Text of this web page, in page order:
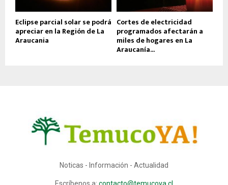
Eclipse parcial solar se podrá
apreciar en la Región de La
Araucania
Cortes de electricidad
programados afectarán a
miles de hogares en La
Araucanía...
Noticas - Información - Actualidad